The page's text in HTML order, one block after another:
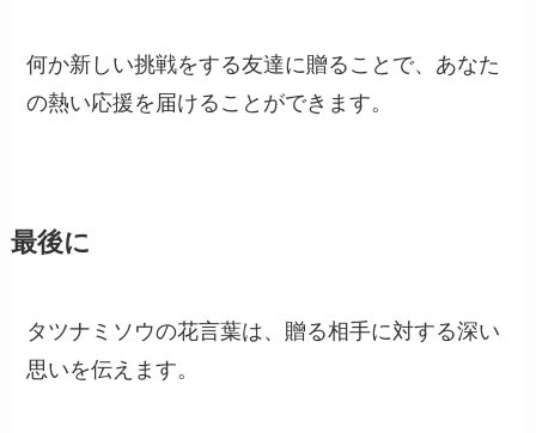
何か新しい挑戦をする友達に贈ることで、あなた
の熱い応援を届けることができます。
最後に
タツナミソウの花言葉は、贈る相手に対する深い
思いを伝えます。